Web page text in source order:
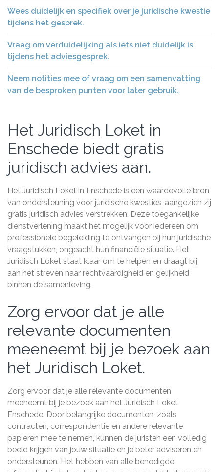
Wees duidelijk en specifiek over je juridische kwestie
tijdens het gesprek.
Vraag om verduidelijking als iets niet duidelijk is
tijdens het adviesgesprek.
Neem notities mee of vraag om een samenvatting
van de besproken punten voor later gebruik.
Het Juridisch Loket in
Enschede biedt gratis
juridisch advies aan.
Het Juridisch Loket in Enschede is een waardevolle bron
van ondersteuning voor juridische kwesties, aangezien zij
gratis juridisch advies verstrekken. Deze toegankelijke
dienstverlening maakt het mogelijk voor iedereen om
professionele begeleiding te ontvangen bij hun juridische
vraagstukken, ongeacht hun financiële situatie. Het
Juridisch Loket staat klaar om te helpen en draagt bij
aan het streven naar rechtvaardigheid en gelijkheid
binnen de samenleving.
Zorg ervoor dat je alle
relevante documenten
meeneemt bij je bezoek aan
het Juridisch Loket.
Zorg ervoor dat je alle relevante documenten
meeneemt bij je bezoek aan het Juridisch Loket
Enschede. Door belangrijke documenten, zoals
contracten, correspondentie en andere relevante
papieren mee te nemen, kunnen de juristen een volledig
beeld krijgen van jouw situatie en je beter adviseren en
ondersteunen. Het hebben van alle benodigde